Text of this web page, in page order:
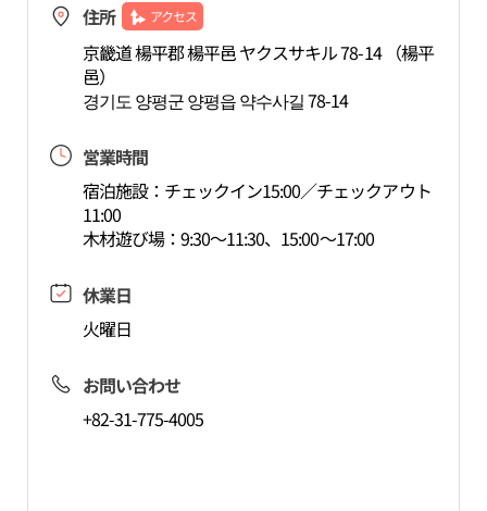
住所 アクセス
京畿道 楊平郡 楊平邑 ヤクスサキル 78-14 （楊平
邑）
경기도 양평군 양평읍 약수사길 78-14
営業時間
宿泊施設：チェックイン15:00／チェックアウト
11:00
木材遊び場：9:30～11:30、15:00～17:00
休業日
火曜日
お問い合わせ
+82-31-775-4005